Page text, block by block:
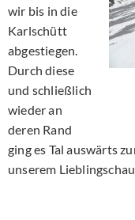
wir bis in die
Karlschütt
abgestiegen.
Durch diese
und schließlich
wieder an
deren Rand
ging es Tal auswärts
unserem